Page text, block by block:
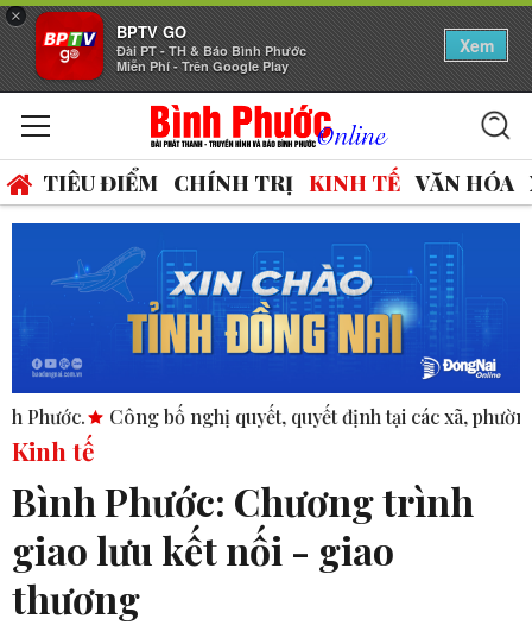
×
BPTV GO
Đài PT - TH & Báo Bình Phước
Miễn Phí - Trên Google Play
Xem
TIÊU ĐIỂM CHÍNH TRỊ KINH TẾ VĂN HÓA
quyết, quyết định tại các xã, phường. ASEAN thúc đẩy
Kinh tế
Bình Phước: Chương trình
giao lưu kết nối - giao
thương